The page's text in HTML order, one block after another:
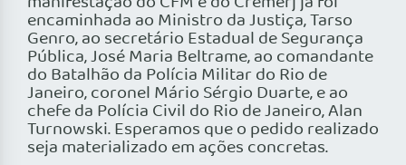
encaminhada ao Ministro da Justiça, Tarso
Genro, ao secretário Estadual de Segurança
Pública, José Maria Beltrame, ao comandante
do Batalhão da Polícia Militar do Rio de
Janeiro, coronel Mário Sérgio Duarte, e ao
chefe da Polícia Civil do Rio de Janeiro, Alan
Turnowski. Esperamos que o pedido realizado
seja materializado em ações concretas.